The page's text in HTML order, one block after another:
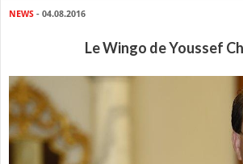
NEWS - 04.08.2016
Le Wingo de Youssef